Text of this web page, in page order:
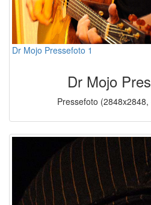
Dr Mojo Pressefoto 1
Dr Mojo
Pressefoto (2848x2848,